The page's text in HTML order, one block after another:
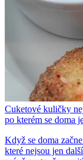
Cuketové kuličky
po kterém se doma
Když se doma
které nejsou jen